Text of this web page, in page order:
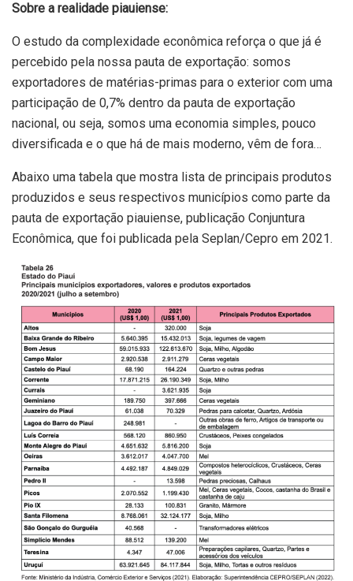
Sobre a realidade piauiense:
O estudo da complexidade econômica reforça o que já é
percebido pela nossa pauta de exportação: somos
exportadores de matérias-primas para o exterior com uma
participação de 0,7% dentro da pauta de exportação
nacional, ou seja, somos uma economia simples, pouco
diversificada e o que há de mais moderno, vêm de fora…
Abaixo uma tabela que mostra lista de principais produtos
produzidos e seus respectivos municípios como parte da
pauta de exportação piauiense, publicação Conjuntura
Econômica, que foi publicada pela Seplan/Cepro em 2021.